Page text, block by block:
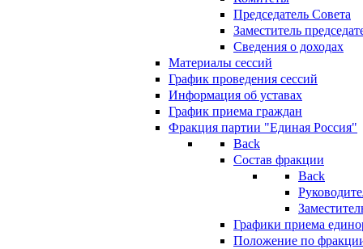
Председатель Совета
Заместитель
Сведения о доходах
Материалы сессий
График проведения сессий
Информация об уставах
График приема граждан
Фракция партии "Единая Россия"
Back
Состав фракции
Back
Графики приема
Положение по